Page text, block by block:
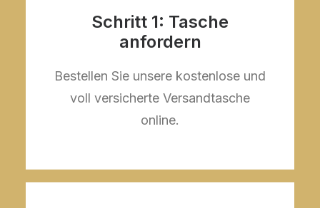
Schritt 1: Tasche
anfordern
Bestellen Sie unsere kostenlose und
voll versicherte Versandtasche
online.